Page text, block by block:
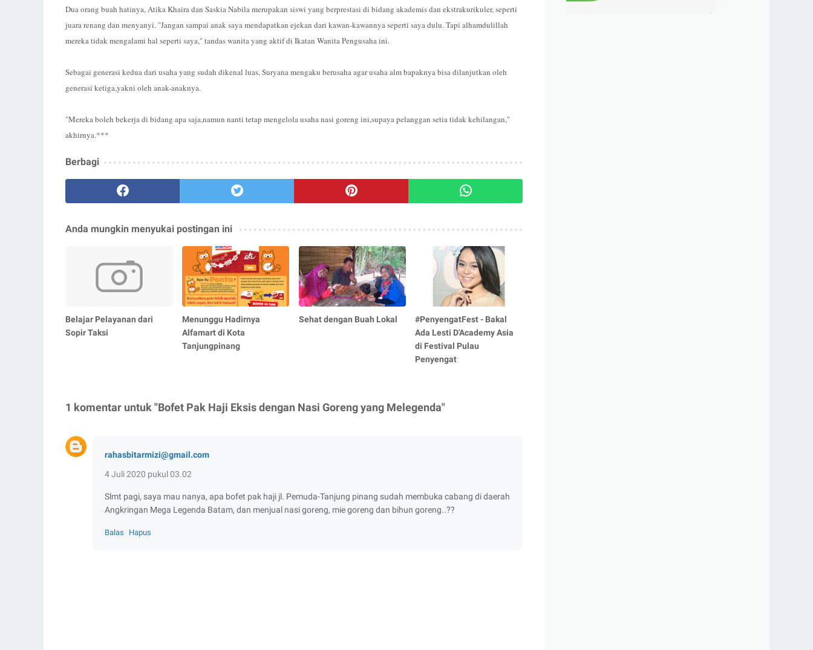
Dua orang buah hatinya, Atika Khaira dan Saskia Nabila merupakan siswi yang berprestasi di bidang akademis dan ekstrakurikuler, seperti
juara renang dan menyanyi. "Jangan sampai anak saya mendapatkan ejekan dari kawan-kawannya seperti saya dulu. Tapi alhamdulillah
mereka tidak mengalami hal seperti saya," tandas wanita yang aktif di Ikatan Wanita Pengusaha ini.
Sebagai generasi kedua dari usaha yang sudah dikenal luas, Suryana mengaku berusaha agar usaha alm bapaknya bisa dilanjutkan oleh
generasi ketiga,yakni oleh anak-anaknya.
"Mereka boleh bekerja di bidang apa saja,namun nanti tetap mengelola usaha nasi goreng ini,supaya pelanggan setia tidak kehilangan,"
akhirnya.***
Berbagi
Anda mungkin menyukai postingan ini
Belajar Pelayanan dari
Sopir Taksi
Menunggu Hadirnya
Alfamart di Kota
Tanjungpinang
Sehat dengan Buah Lokal
#PenyengatFest - Bakal
Ada Lesti D'Academy Asia
di Festival Pulau
Penyengat
1 komentar untuk "Bofet Pak Haji Eksis dengan Nasi Goreng yang Melegenda"
rahasbitarmizi@gmail.com
4 Juli 2020 pukul 03.02
Slmt pagi, saya mau nanya, apa bofet pak haji jl. Pemuda-Tanjung pinang sudah membuka cabang di daerah
Angkringan Mega Legenda Batam, dan menjual nasi goreng, mie goreng dan bihun goreng..??
Balas Hapus